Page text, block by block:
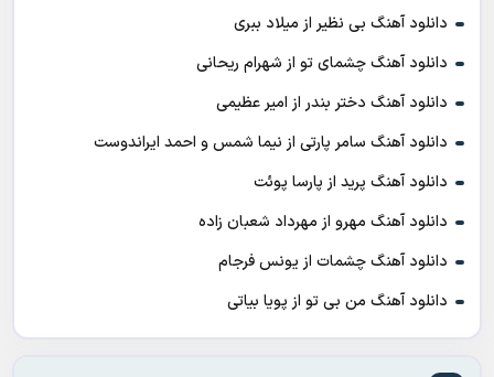
دانلود آهنگ بی نظیر از میلاد ببری
دانلود آهنگ چشمای تو از شهرام ریحانی
دانلود آهنگ دختر بندر از امیر عظیمی
دانلود آهنگ سامر پارتی از نیما شمس و احمد ایراندوست
دانلود آهنگ پرید از پارسا پوئت
دانلود آهنگ مهرو از مهرداد شعبان زاده
دانلود آهنگ چشمات از یونس فرجام
دانلود آهنگ من بی تو از پویا بیاتی